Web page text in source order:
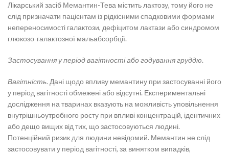
Лікарський засіб Мемантин-Тева містить лактозу, тому його не
слід призначати пацієнтам із рідкісними спадковими формами
непереносимості галактози, дефіцитом лактази або синдромом
глюкозо-галактозної мальабсорбції.
Застосування у період вагітності або годування груддю.
Вагітність. Дані щодо впливу мемантину при застосуванні його
у період вагітності обмежені або відсутні. Експериментальні
дослідження на тваринах вказують на можливість уповільнення
внутрішньоутробного росту при впливі концентрацій, ідентичних
або дещо вищих від тих, що застосовуються людині.
Потенційний ризик для людини невідомий. Мемантин не слід
застосовувати у період вагітності, за винятком випадків,